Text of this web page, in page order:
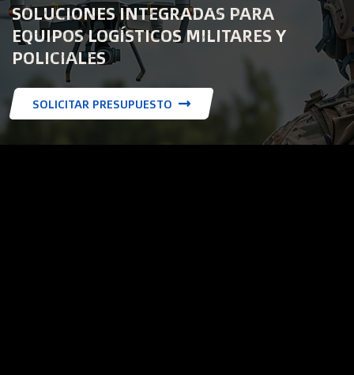
SOLUCIONES INTEGRADAS PARA
EQUIPOS LOGÍSTICOS MILITARES Y
POLICIALES
SOLICITAR PRESUPUESTO